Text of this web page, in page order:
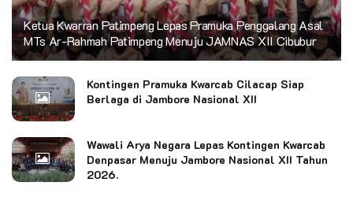
Ketua Kwarran Patimpeng Lepas Pramuka Penggalang Asal
MTs Ar-Rahmah Patimpeng Menuju JAMNAS XII Cibubur
Kontingen Pramuka Kwarcab Cilacap Siap
Berlaga di Jambore Nasional XII
Wawali Arya Negara Lepas Kontingen Kwarcab
Denpasar Menuju Jambore Nasional XII Tahun
2026.